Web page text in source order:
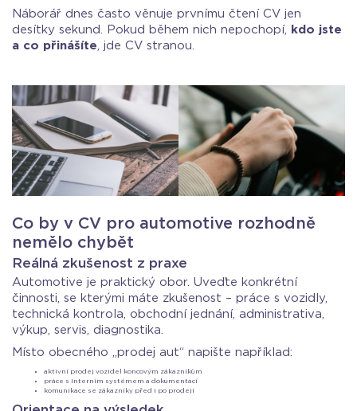
Náborář dnes často věnuje prvnímu čtení CV jen
desítky sekund. Pokud během nich nepochopí, kdo jste
a co přinášíte, jde CV stranou.
Co by v CV pro automotive rozhodně
nemělo chybět
Reálná zkušenost z praxe
Automotive je praktický obor. Uveďte konkrétní
činnosti, se kterými máte zkušenost – práce s vozidly,
technická kontrola, obchodní jednání, administrativa,
výkup, servis, diagnostika.
Místo obecného „prodej aut“ napište například:
aktivní prodej vozidel koncovým zákazníkům
práce s interním systémem a dokumentací
komunikace se zákazníky před i po prodeji